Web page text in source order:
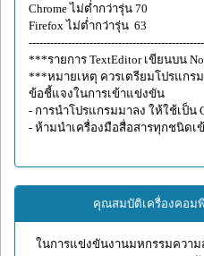
Chrome ไม่ต่ำกว่ารุ่น 70
Firefox ไม่ต่ำกว่ารุ่น 63
***รายการ TextEditor เขียนบน
***หมายเหตุ ควรเตรียมโปรแกร
ข้อชี้แจงในการเข้าแข่งขัน
- การนำโปรแกรมมาลง ให้ใช้เป็น
- ห้ามนำเครื่องมือสื่อสารทุกชนิด
คุณสมบัติเครื่องคอม
ในการแข่งขันงานมหกรรมความ